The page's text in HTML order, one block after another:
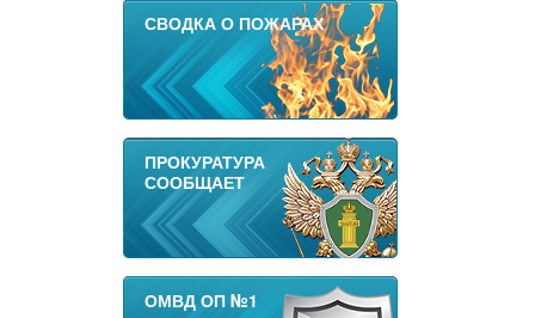
СВОДКА О ПОЖАРАХ
ПРОКУРАТУРА
СООБЩАЕТ
ОМВД ОП №1